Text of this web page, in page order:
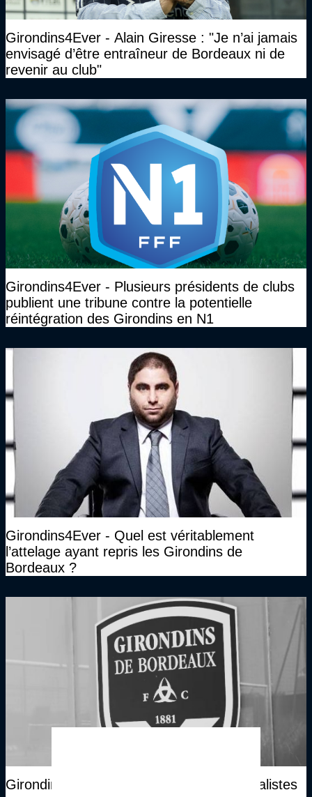
Girondins4Ever - Alain Giresse : "Je n’ai jamais
envisagé d’être entraîneur de Bordeaux ni de
revenir au club"
Girondins4Ever - Plusieurs présidents de clubs
publient une tribune contre la potentielle
réintégration des Girondins en N1
Girondins4Ever - Quel est véritablement
l’attelage ayant repris les Girondins de
Bordeaux ?
Girondins4Ever - Les réactions des journalistes